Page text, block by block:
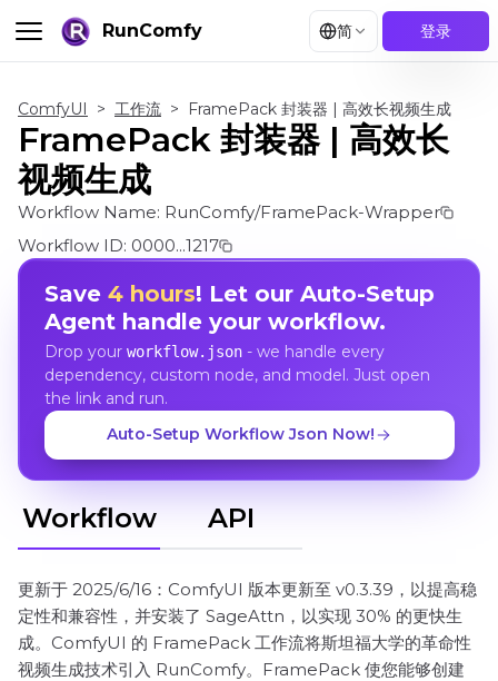
RunComfy 简 登录
ComfyUI > 工作流 > FramePack 封装器 | 高效长视频生成
FramePack 封装器 | 高效长
视频生成
Workflow Name: RunComfy/FramePack-Wrapper
Workflow ID: 0000...1217
Save 4 hours! Let our Auto-Setup
Agent handle your workflow.
Drop your workflow.json- we handle every
dependency, custom node, and model. Just open
the link and run.
Auto-Setup Workflow Json Now!
Workflow API
更新于 2025/6/16：ComfyUI 版本更新至 v0.3.39，以提高稳
定性和兼容性，并安装了 SageAttn，以实现 30% 的更快生
成。ComfyUI 的 FramePack 工作流将斯坦福大学的革命性
视频生成技术引入 RunComfy。FramePack 使您能够创建